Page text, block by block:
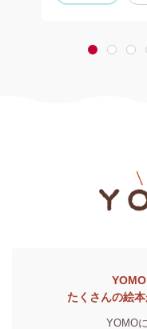
1 2 3
たくさんの絵
YOMO